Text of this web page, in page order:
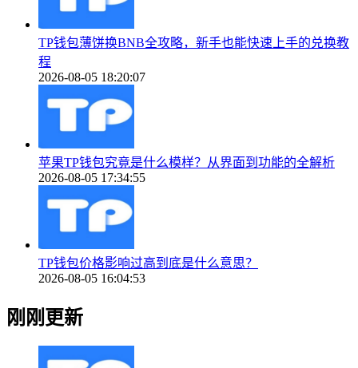
TP钱包薄饼换BNB全攻略，新手也能快速上手的兑换教
程
2026-08-05 18:20:07
苹果TP钱包究竟是什么模样？从界面到功能的全解析
2026-08-05 17:34:55
TP钱包价格影响过高到底是什么意思？
2026-08-05 16:04:53
刚刚更新